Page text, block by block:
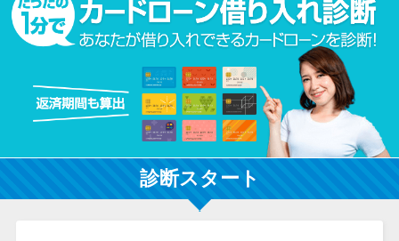
おすすめコンテンツ
とにかくすぐ借りたい方向け
バレずに借りたい方向け
診断スタート